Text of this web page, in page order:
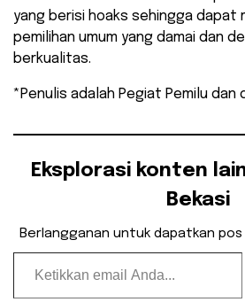
yang berisi hoaks sehingga dapat
pemilihan umum yang damai dan
berkualitas.
*Penulis adalah Pegiat Pemilu dan
Eksplorasi konten
Bekasi
Berlangganan untuk dapatkan
Ketikkan email Anda...